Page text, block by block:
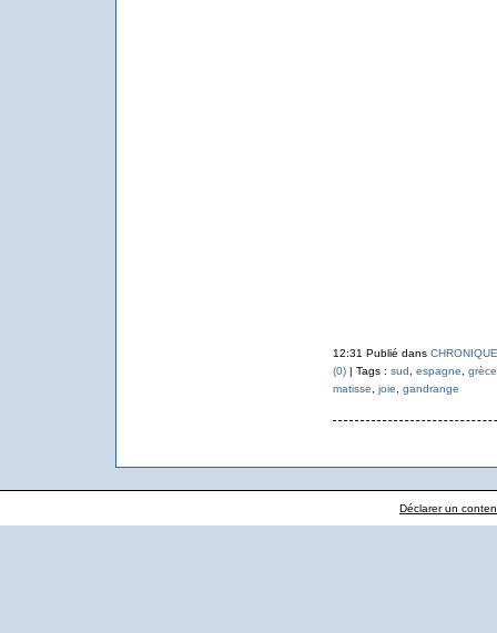
12:31 Publié dans
(0)| Tags : sud espagne grèce
matisse
joie gandrange
Déclarer un